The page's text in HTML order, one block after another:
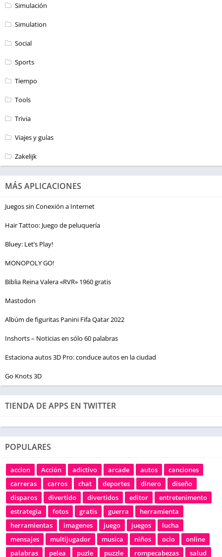
Simulación
Simulation
Social
Sports
Tiempo
Tools
Trivia
Viajes y guías
Zakelijk
MÁS APLICACIONES
Juegos sin Conexión a Internet
Hair Tattoo: Juego de peluquería
Bluey: Let’s Play!
MONOPOLY GO!
Biblia Reina Valera «RVR» 1960 gratis
Mastodon
Albúm de figuritas Panini Fifa Qatar 2022
Inshorts – Noticias en sólo 60 palabras
Estaciona autos 3D Pro: conduce autos en la ciudad
Go Knots 3D
TIENDA DE APPS EN TWITTER
POPULARES
accion Acción adictivo arcade autos
canciones
carreras
carros chat deportes dinero
diseño
disparos
divertido divertidos editor
entretenimento
estrategia
fotos gratis guerra
herramienta
herramientas
imagenes juego juegos
lucha
mensajes
multijugador musica niños ocio
online
palabras
pelea puzle puzzle rompecabezas salud